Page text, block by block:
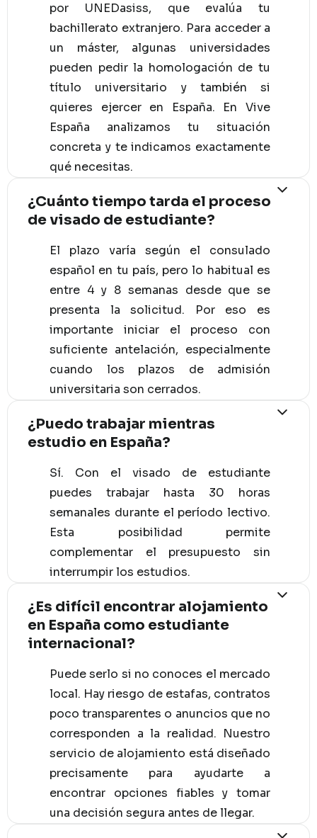
por UNEDasiss, que evalúa tu
bachillerato extranjero. Para acceder a
un máster, algunas universidades
pueden pedir la homologación de tu
título universitario y también si
quieres ejercer en España. En Vive
España analizamos tu situación
concreta y te indicamos exactamente
qué necesitas.
¿Cuánto tiempo tarda el proceso
de visado de estudiante?
El plazo varía según el consulado
español en tu país, pero lo habitual es
entre 4 y 8 semanas desde que se
presenta la solicitud. Por eso es
importante iniciar el proceso con
suficiente antelación, especialmente
cuando los plazos de admisión
universitaria son cerrados.
¿Puedo trabajar mientras
estudio en España?
Sí. Con el visado de estudiante
puedes trabajar hasta 30 horas
semanales durante el período lectivo.
Esta posibilidad permite
complementar el presupuesto sin
interrumpir los estudios.
¿Es difícil encontrar alojamiento
en España como estudiante
internacional?
Puede serlo si no conoces el mercado
local. Hay riesgo de estafas, contratos
poco transparentes o anuncios que no
corresponden a la realidad. Nuestro
servicio de alojamiento está diseñado
precisamente para ayudarte a
encontrar opciones fiables y tomar
una decisión segura antes de llegar.